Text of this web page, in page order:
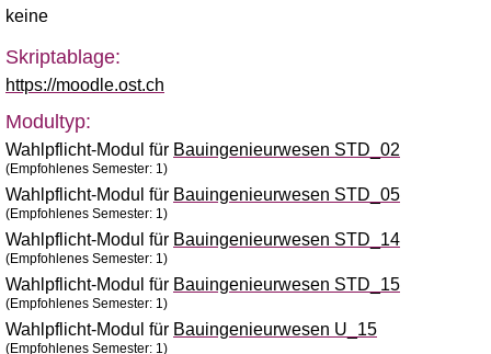
keine
Skriptablage:
https://moodle.ost.ch
Modultyp:
Wahlpflicht-Modul für Bauingenieurwesen STD_02
(Empfohlenes Semester: 1)
Wahlpflicht-Modul für Bauingenieurwesen STD_05
(Empfohlenes Semester: 1)
Wahlpflicht-Modul für Bauingenieurwesen STD_14
(Empfohlenes Semester: 1)
Wahlpflicht-Modul für Bauingenieurwesen STD_15
(Empfohlenes Semester: 1)
Wahlpflicht-Modul für Bauingenieurwesen U_15
(Empfohlenes Semester: 1)